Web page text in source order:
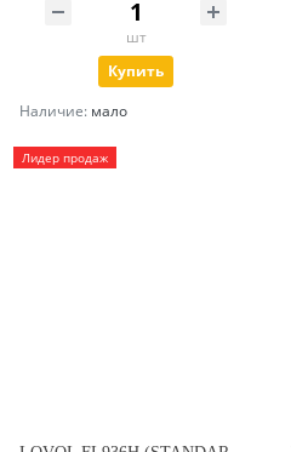
шт
Купить
Наличие: мало
Лидер продаж